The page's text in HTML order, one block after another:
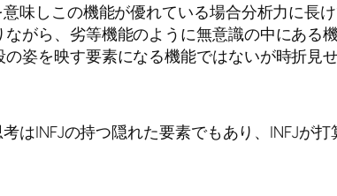
味しこの機能が優れている場合分析力に長
ながら、劣等機能のように無意識の中にある
の姿を映す要素になる機能ではないが時折
はINFJの持つ隠れた要素でもあり、INFJが